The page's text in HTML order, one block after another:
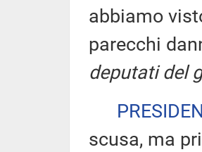
abbiamo
parecchi
deputati del
scusa, ma